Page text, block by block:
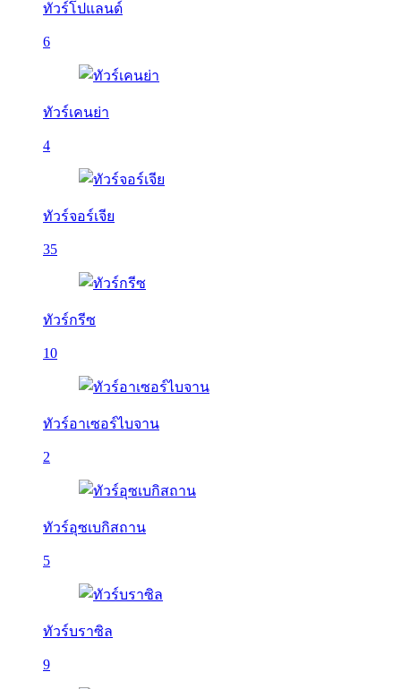
ทัวร์โปแลนด์
6
ทัวร์เคนย่า
4
ทัวร์จอร์เจีย
35
ทัวร์กรีซ
10
ทัวร์อาเซอร์ไบจาน
2
ทัวร์อุซเบกิสถาน
5
ทัวร์บราซิล
9